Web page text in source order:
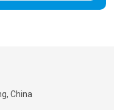
China